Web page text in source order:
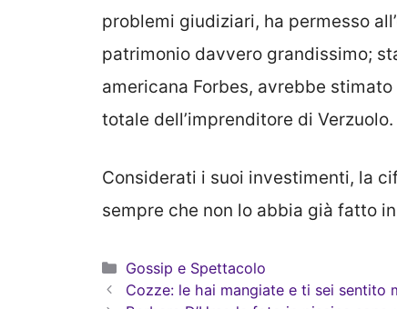
problemi giudiziari, ha permesso
patrimonio davvero grandissimo;
americana Forbes, avrebbe
totale dell’imprenditore di Verzuolo.
Considerati i suoi investimenti, la
sempre che non lo abbia già fatto
Categorie
Gossip e Spettacolo
Cozze: le hai mangiate e ti sei sentito